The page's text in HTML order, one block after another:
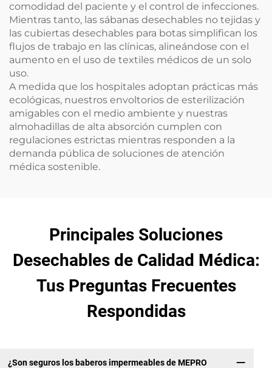
comodidad del paciente y el control de infecciones.
Mientras tanto, las sábanas desechables no tejidas y
las cubiertas desechables para botas simplifican los
flujos de trabajo en las clínicas, alineándose con el
aumento en el uso de textiles médicos de un solo
uso.
A medida que los hospitales adoptan prácticas más
ecológicas, nuestros envoltorios de esterilización
amigables con el medio ambiente y nuestras
almohadillas de alta absorción cumplen con
regulaciones estrictas mientras responden a la
demanda pública de soluciones de atención
médica sostenible.
Principales Soluciones
Desechables de Calidad Médica:
Tus Preguntas Frecuentes
Respondidas
¿Son seguros los baberos impermeables de MEPRO